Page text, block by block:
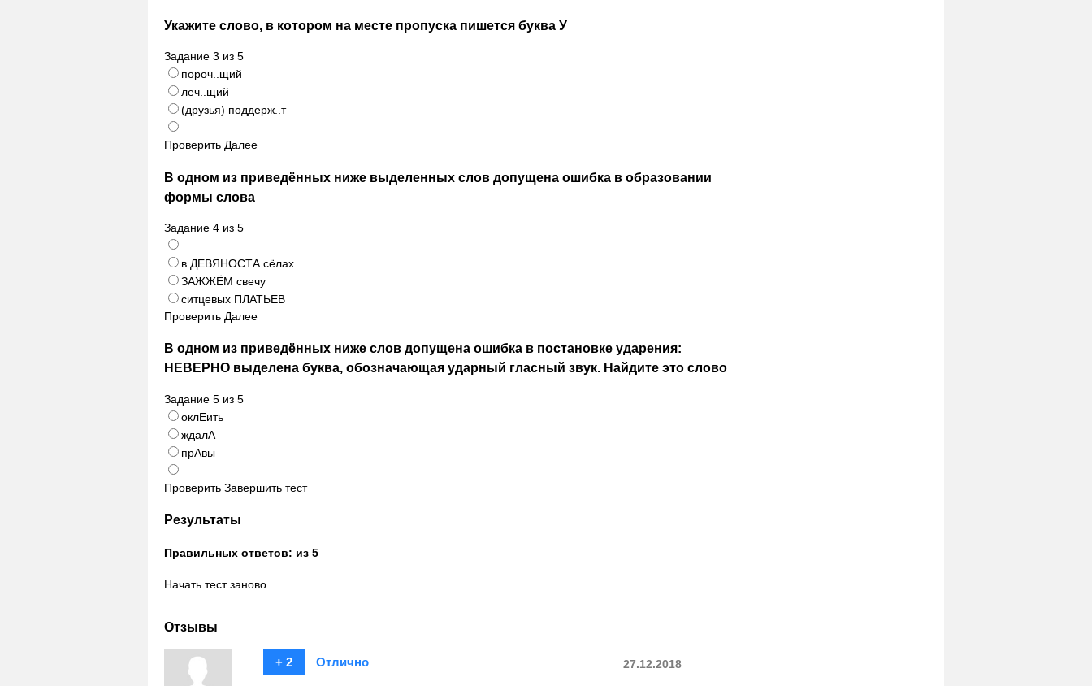
Укажите слово, в котором на месте пропуска пишется буква У
Задание 3 из 5
пороч..щий
леч..щий
(друзья) поддерж..т
Проверить Далее
В одном из приведённых ниже выделенных слов допущена ошибка в образовании
формы слова
Задание 4 из 5
в ДЕВЯНОСТА сёлах
ЗАЖЖЁМ свечу
ситцевых ПЛАТЬЕВ
Проверить Далее
В одном из приведённых ниже слов допущена ошибка в постановке ударения:
НЕВЕРНО выделена буква, обозначающая ударный гласный звук. Найдите это слово
Задание 5 из 5
оклЕить
ждалА
прАвы
Проверить Завершить тест
Результаты
Правильных ответов: из 5
Начать тест заново
Отзывы
+ 2 Отлично 27.12.2018